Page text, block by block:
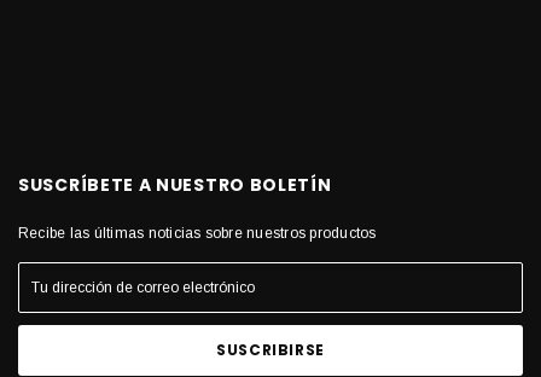
SUSCRÍBETE A NUESTRO BOLETÍN
Recibe las últimas noticias sobre nuestros productos